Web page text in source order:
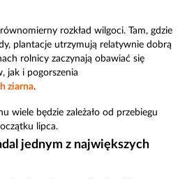
rozkład wilgoci. Tam, gdzie
plantacje utrzymują relatywnie dobrą
rolnicy zaczynają obawiać się
jak i pogorszenia
ziarna.
wiele będzie zależało od przebiegu
lipca.
jednym z największych